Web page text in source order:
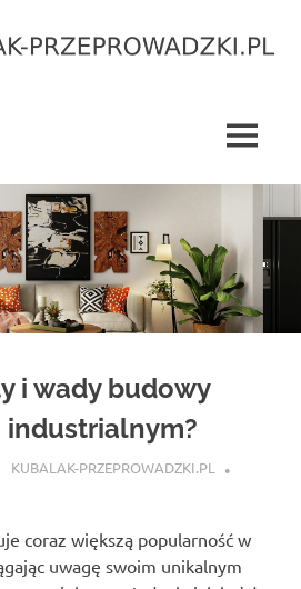
MENU
i wady budowy
KUBALAK-PRZEPROWADZKI.PL
coraz większą popularność w
uwagę swoim unikalnym